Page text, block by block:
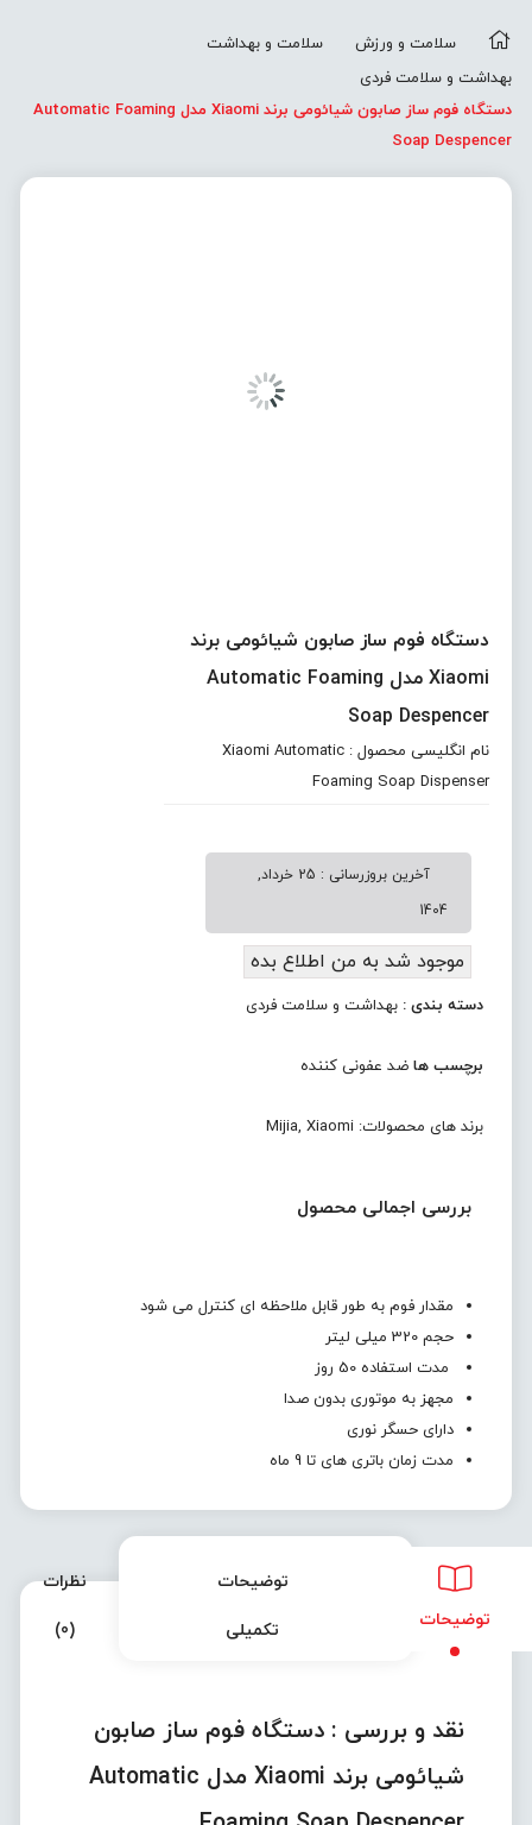
سلامت و ورزش
سلامت و بهداشت
بهداشت و سلامت فردی
دستگاه فوم ساز صابون شیائومی برند Xiaomi مدل Automatic Foaming
Soap Despencer
دستگاه فوم ساز صابون شیائومی برند
Xiaomi مدل Automatic Foaming
Soap Despencer
نام انگلیسی محصول : Xiaomi Automatic
Foaming Soap Dispenser
آخرین بروزرسانی : 25 خرداد,
1404
موجود شد به من اطلاع بده
دسته بندی :بهداشت و سلامت فردی
برچسب هاضد عفونی کننده
برند های محصولات: Mijia, Xiaomi
بررسی اجمالی محصول
مقدار فوم به طور قابل ملاحظه ای کنترل می شود
حجم 320 میلی لیتر
مدت استفاده 50 روز
مجهز به موتوری بدون صدا
دارای حسگر نوری
مدت زمان باتری های تا 9 ماه
توضیحات
توضیحات
تکمیلی
نظرات
(0)
نقد و بررسی :دستگاه فوم ساز صابون
شیائومی برند Xiaomi مدل Automatic